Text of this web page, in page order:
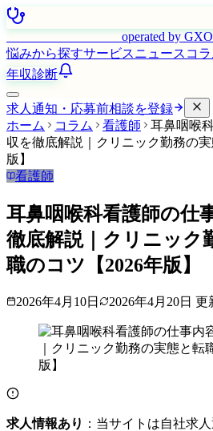
operated by GXO
悩みから探すサービスニュース コ
年収診断
求人通知・応募前相談を登録
ホーム
コラム 看護師
耳鼻咽喉
収を徹底解説｜クリニック勤務の
版】
看護師
耳鼻咽喉科看護師の仕
徹底解説｜クリニック
職のコツ【2026年版】
2026年4月10日 2026年4月20日 更
求人情報あり ：当サイトは自社求